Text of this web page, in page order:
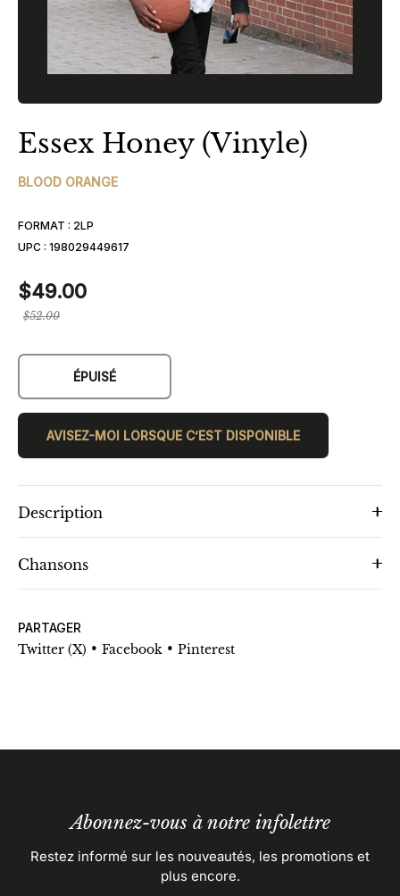
Essex Honey (Vinyle)
BLOOD ORANGE
FORMAT : 2LP
UPC : 198029449617
$49.00
Prix
$52.00
ÉPUISÉ
AVISEZ-MOI LORSQUE C’EST DISPONIBLE
Description
Chansons
PARTAGER
Twitter (X) • Facebook • Pinterest
Abonnez-vous à notre infolettre
Restez informé sur les nouveautés, les promotions et
plus encore.